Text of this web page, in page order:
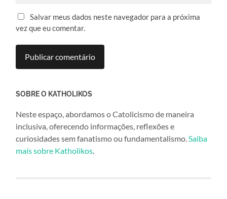
Salvar meus dados neste navegador para a próxima
vez que eu comentar.
SOBRE O KATHOLIKOS
Neste espaço, abordamos o Catolicismo de maneira
inclusiva, oferecendo informações, reflexões e
curiosidades sem fanatismo ou fundamentalismo.Saiba
mais sobre Katholikos.